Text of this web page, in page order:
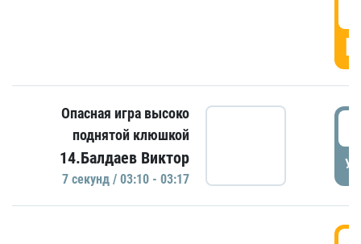
Опасная игра высоко
поднятой клюшкой
14.Балдаев Виктор
7 секунд / 03:10 - 03:17